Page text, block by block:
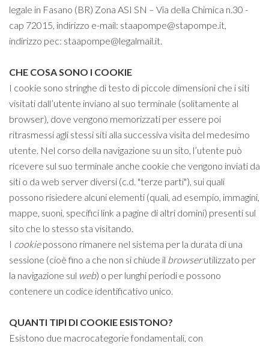
legale in Fasano (BR) Zona ASI SN – Via della Chimica n.30 -
cap 72015, indirizzo e-mail: staapompe@stapompe.it,
indirizzo pec: staapompe@legalmail.it.
CHE COSA SONO I COOKIE
I cookie sono stringhe di testo di piccole dimensioni che i siti
visitati dall’utente inviano al suo terminale (solitamente al
browser), dove vengono memorizzati per essere poi
ritrasmessi agli stessi siti alla successiva visita del medesimo
utente. Nel corso della navigazione su un sito, l’utente può
ricevere sul suo terminale anche cookie che vengono inviati da
siti o da web server diversi (c.d. "terze parti"), sui quali
possono risiedere alcuni elementi (quali, ad esempio, immagini,
mappe, suoni, specifici link a pagine di altri domini) presenti sul
sito che lo stesso sta visitando.
I cookiepossono rimanere nel sistema per la durata di una
sessione (cioè fino a che non si chiude il browserutilizzato per
la navigazione sul web) o per lunghi periodi e possono
contenere un codice identificativo unico.
QUANTI TIPI DI COOKIE ESISTONO?
Esistono due macrocategorie fondamentali, con